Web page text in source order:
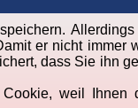
Allerdings
er nicht immer
dass Sie ihn
weil Ihnen